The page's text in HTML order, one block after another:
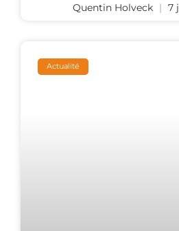
Quentin Holveck 7
Actualité